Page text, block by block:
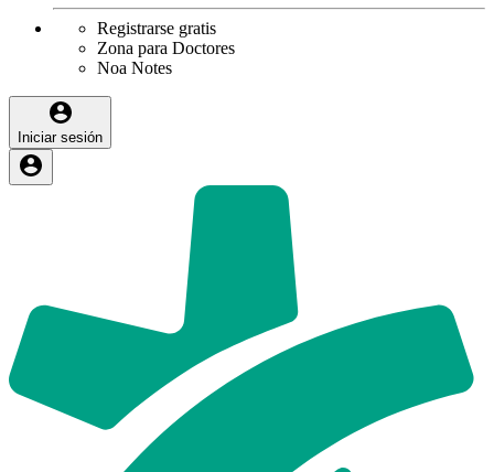
Registrarse gratis
Zona para Doctores
Noa Notes
Iniciar sesión